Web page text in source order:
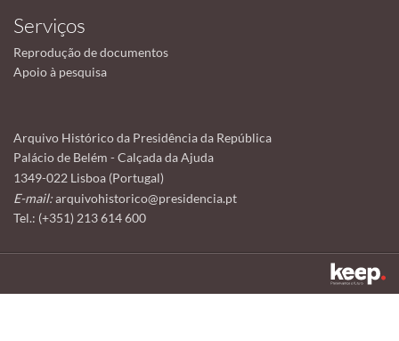
Serviços
Reprodução de documentos
Apoio à pesquisa
Arquivo Histórico da Presidência da República
Palácio de Belém - Calçada da Ajuda
1349-022 Lisboa (Portugal)
E-mail:arquivohistorico@presidencia.pt
Tel.: (+351) 213 614 600